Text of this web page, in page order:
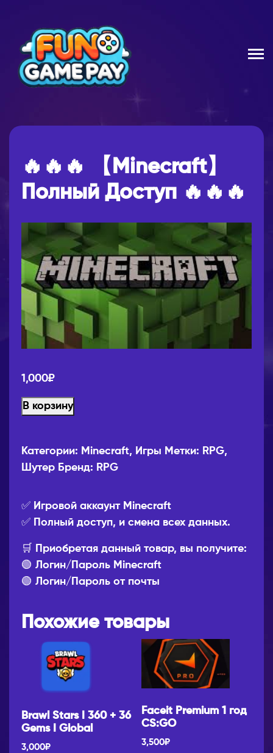
🔥🔥🔥 【Minecraft】
Полный Доступ 🔥🔥🔥
1,000₽
В корзину
Категории: Minecraft, Игры Метки: RPG,
Шутер Бренд: RPG
✅ Игровой аккаунт Minecraft
✅ Полный доступ, и смена всех данных.
🛒 Приобретая данный товар, вы получите:
🟢 Логин/Пароль Minecraft
🟢 Логин/Пароль от почты
Похожие товары
Brawl Stars I 360 + 36
Gems I Global
3,000₽
Faceit Premium 1 год
CS:GO
3,500₽